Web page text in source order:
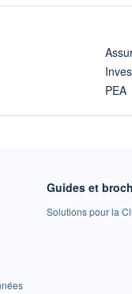
PEA
Guides et
Solutions pour la